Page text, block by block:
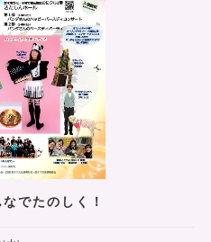
でたのしく！